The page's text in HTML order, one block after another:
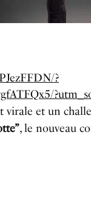
?
virale et un
, le nouveau